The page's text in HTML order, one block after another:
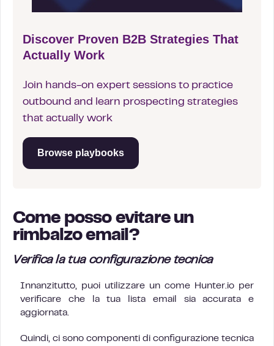
Discover Proven B2B Strategies That
Actually Work
Join hands-on expert sessions to practice
outbound and learn prospecting strategies
that actually work
Browse playbooks
Come posso evitare un
rimbalzo email?
Verifica la tua configurazione tecnica
Innanzitutto, puoi utilizzare un come Hunter.io per
verificare che la tua lista email sia accurata e
aggiornata.
Quindi, ci sono componenti di configurazione tecnica